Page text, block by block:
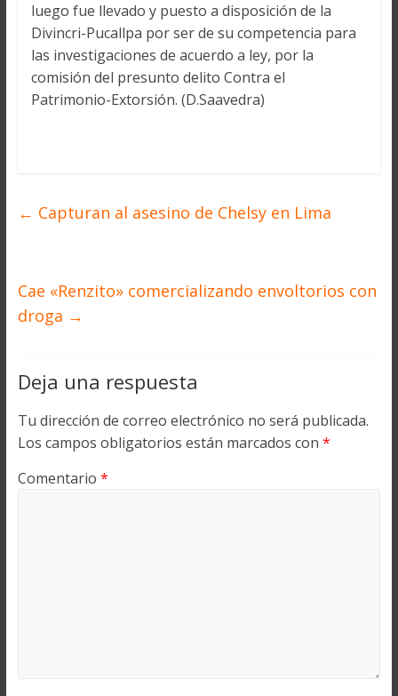
luego fue llevado y puesto a disposición de la
Divincri-Pucallpa por ser de su competencia para
las investigaciones de acuerdo a ley, por la
comisión del presunto delito Contra el
Patrimonio-Extorsión. (D.Saavedra)
← Capturan al asesino de Chelsy en Lima
Cae «Renzito» comercializando envoltorios con
droga →
Deja una respuesta
Tu dirección de correo electrónico no será publicada.
Los campos obligatorios están marcados con *
Comentario *